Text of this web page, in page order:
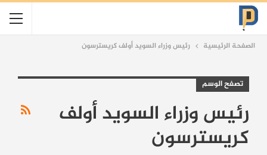
الصفحة الرئيسية رئيس وزراء السويد أولف كريسترسون
تصفح الوسم
رئيس وزراء السويد أولف
كريسترسون